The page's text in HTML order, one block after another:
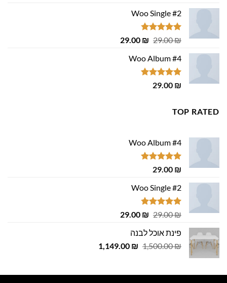
500.00 ₪.
Woo Single #2
דורג4.75
29.00₪
המחיר
היה:
29.00 ₪.
29.00 ₪
המחיר
Woo Album #4
דורג5.00
29.00 ₪
TOP RATED
Woo Album #4
דורג5.00
29.00 ₪
Woo Single #2
דורג4.75
29.00₪
המחיר
היה:
29.00 ₪.
29.00 ₪
המחיר
29.00 ₪.
פינת אוכל לבנה
1,500.00₪
המחיר
1,500.00 ₪.
1,149.00 ₪
המחיר
1,149.00 ₪.